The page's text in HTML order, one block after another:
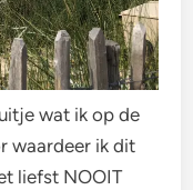
wat ik op de
waardeer ik dit
liefst NOOIT